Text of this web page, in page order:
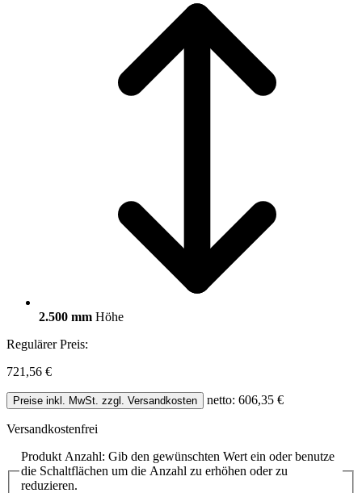
2.500 mm Höhe
Regulärer Preis:
721,56 €
Preise inkl. MwSt. zzgl. Versandkosten netto: 606,35 €
Versandkostenfrei
Produkt Anzahl: Gib den gewünschten Wert ein oder benutze
die Schaltflächen um die Anzahl zu erhöhen oder zu
reduzieren.